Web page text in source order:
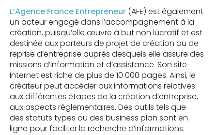
L’Agence France Entrepreneur (AFE) est également
un acteur engagé dans l’accompagnement à la
création, puisqu’elle œuvre à but non lucratif et est
destinée aux porteurs de projet de création ou de
reprise d’entreprise auprès desquels elle assure des
missions d’information et d’assistance. Son site
Internet est riche de plus de 10 000 pages. Ainsi, le
créateur peut accéder aux informations relatives
aux différentes étapes de la création d’entreprise,
aux aspects réglementaires. Des outils tels que
des statuts types ou des business plan sont en
ligne pour faciliter la recherche d’informations.